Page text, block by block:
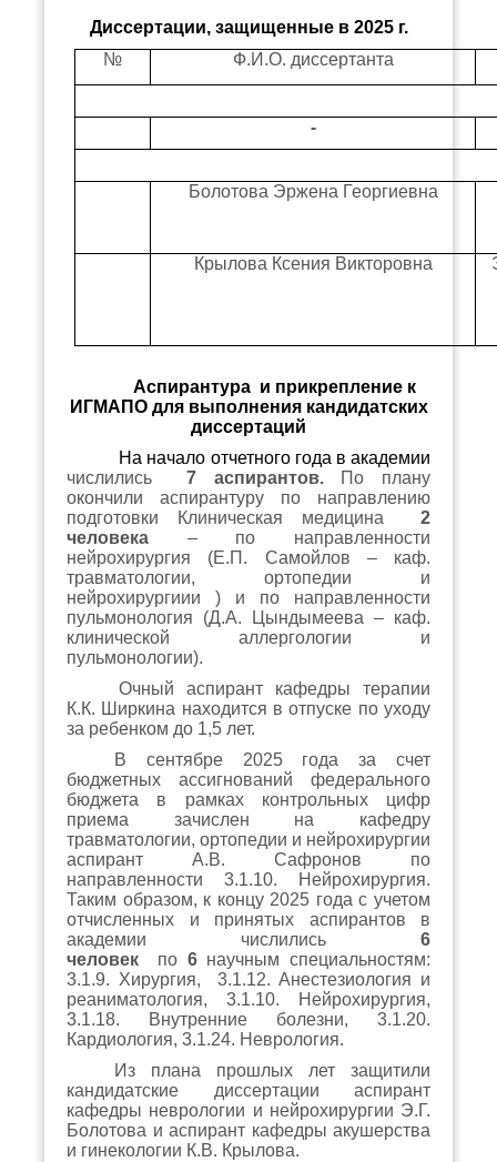
Диссертации, защищенные в 2025 г.
№
Ф.И.О. диссертанта
-
Болотова Эржена Георгиевна
Крылова Ксения Викторовна
Аспирантура и прикрепление к
ИГМАПО для выполнения кандидатских
диссертаций
На начало отчетного года в академии
числились7 аспирантов. По плану
окончили аспирантуру по направлению
подготовки Клиническая медицина 2
человека – по направленности
нейрохирургия (Е.П. Самойлов – каф.
травматологии, ортопедии и
нейрохирургиии ) и по направленности
пульмонология (Д.А. Цындымеева – каф.
клинической аллергологии и
пульмонологии).
Очный аспирант кафедры терапии
К.К. Ширкина находится в отпуске по уходу
за ребенком до 1,5 лет.
В сентябре 2025 года за счет
бюджетных ассигнований федерального
бюджета в рамках контрольных цифр
приема зачислен на кафедру
травматологии, ортопедии и нейрохирургии
аспирант А.В. Сафронов по
направленности 3.1.10. Нейрохирургия.
Таким образом, к концу 2025 года с учетом
отчисленных и принятых аспирантов в
академии числились 6
человек по 6научным специальностям:
3.1.9. Хирургия, 3.1.12. Анестезиология и
реаниматология, 3.1.10. Нейрохирургия,
3.1.18. Внутренние болезни, 3.1.20.
Кардиология, 3.1.24. Неврология.
Из плана прошлых лет защитили
кандидатские диссертации аспирант
кафедры неврологии и нейрохирургии Э.Г.
Болотова и аспирант кафедры акушерства
и гинекологии К.В. Крылова.